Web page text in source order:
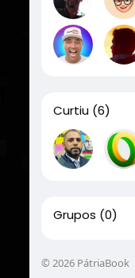
Curtiu (6)
Grupos (0)
© 2026 PátriaBook